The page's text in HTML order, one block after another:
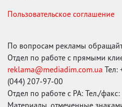
Пользовательское соглашение
По вопросам рекламы
Отдел по работе с прямыми
reklama@mediadim.com.ua Тел:
(044) 207-97-00
Отдел по работе с РА: Тел./